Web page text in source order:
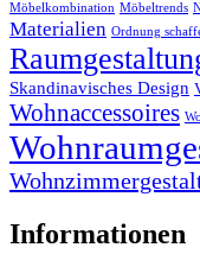
Möbelkombination Möbeltrends
Materialien Ordnung
Skandinavisches Design
Wohnaccessoires
Informationen